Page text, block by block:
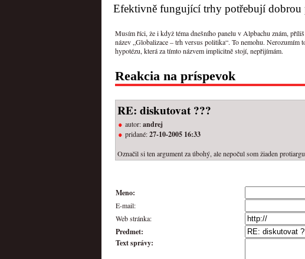
Efektivně fungující trhy potřebují dobrou
Musím říci, že i když téma dnešního panelu v Alpbachu znám,
název „Globalizace – trh versus politika“. To nemohu.
hypotézu, která za tímto názvem implicitně stojí, nepřijímám.
Reakcia na príspevok
RE: diskutovat ???
autor:andrej
pridané:27-10-2005 16:33
Označil si ten argument za úbohý, ale nepočul som žiaden
Meno:
E-mail:
Web stránka:
Predmet:
Text správy: